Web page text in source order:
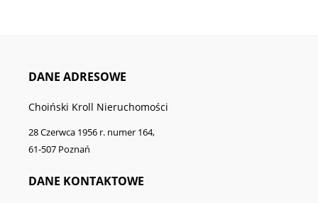
DANE ADRESOWE
Choiński Kroll Nieruchomości
28 Czerwca 1956 r. numer 164,
61-507 Poznań
DANE KONTAKTOWE